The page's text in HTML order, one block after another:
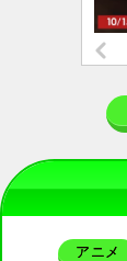
アニメ